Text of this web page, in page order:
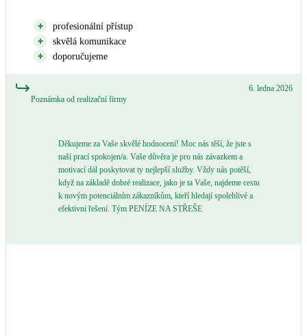
profesionální přístup
skvělá komunikace
doporučujeme
Poznámka od realizační firmy
6. ledna 2026
Děkujeme za Vaše skvělé hodnocení! Moc nás těší, že jste s
naší prací spokojen/a. Vaše důvěra je pro nás závazkem a
motivací dál poskytovat ty nejlepší služby. Vždy nás potěší,
když na základě dobré realizace, jako je ta Vaše, najdeme cestu
k novým potenciálním zákazníkům, kteří hledají spolehlivé a
efektivní řešení. Tým PENÍZE NA STŘEŠE